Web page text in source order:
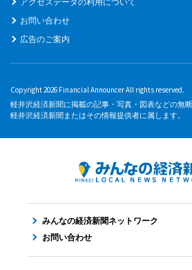
お問い合わせ
広告のご案内
Copyright 2026 Financial Announcer All rights reserved.
軽井沢経済新聞に掲載の記事・写真・図表などの無
軽井沢経済新聞またはその情報提供者に属します。
みんなの経済新聞ネットワーク
お問い合わせ